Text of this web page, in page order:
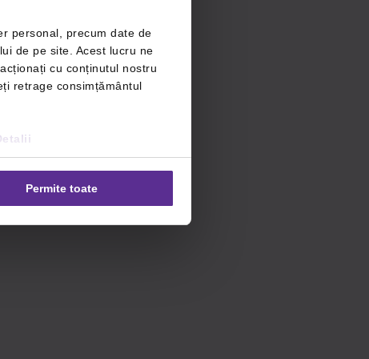
personal, precum date de
de pe site. Acest lucru ne
cu conținutul nostru
retrage consimțământul
Permite toate